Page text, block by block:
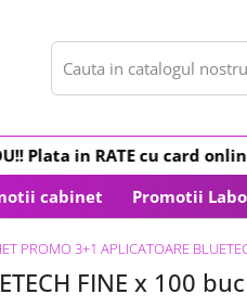
Plata in RATEcu card online -
cabinet Promotii
PROMO 3+1 APLICATOARE
FINE x 100 buc